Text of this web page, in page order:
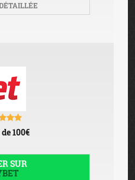
100€
SUR